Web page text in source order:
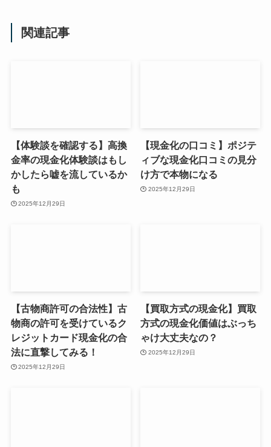
関連記事
【体験談を確認する】高換
金率の現金化体験談はもし
かしたら嘘を流しているか
も
2025年12月29日
【現金化の口コミ】ポジテ
ィブな現金化口コミの見分
け方で本物になる
2025年12月29日
【古物商許可の合法性】古
物商の許可を受けているク
レジットカード現金化の合
法に直撃してみる！
2025年12月29日
【買取方式の現金化】買取
方式の現金化価値はぶっち
ゃけ大丈夫なの？
2025年12月29日